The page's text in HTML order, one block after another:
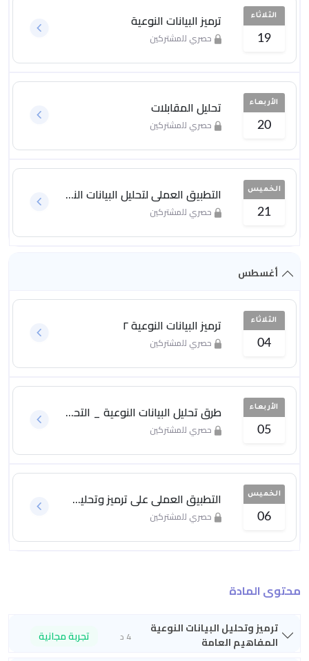
الثلاثاء
19
ترميز البيانات النوعية
حصري للمشتركين
الأربعاء
20
تحليل المقابلات
حصري للمشتركين
الخميس
21
التطبيق العملي لتحليل البيانات النوعية
حصري للمشتركين
أغسطس
الثلاثاء
04
ترميز البيانات النوعية ٢
حصري للمشتركين
الأربعاء
05
طرق تحليل البيانات النوعية _ التحليل الموضوعي
حصري للمشتركين
الخميس
06
التطبيق العملي على ترميز وتحليل البيانات النوعية
حصري للمشتركين
محتوى المادة
ترميز وتحليل البيانات النوعية
المفاهيم العامة
4 د
تجربة مجانية